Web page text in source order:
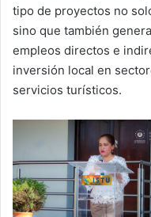
tipo de proyectos no
sino que también
empleos directos e
inversión local en
servicios turísticos.